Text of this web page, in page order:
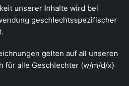
unserer Inhalte wird bei
geschlechtsspezifischer
gelten auf all unseren
für alle Geschlechter (w/m/d/x)